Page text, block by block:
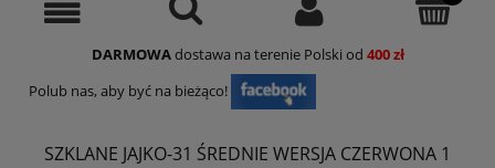
DARMOWAdostawa na terenie Polski od 400 zł
Polub nas, aby być na bieżąco!
SZKLANE JAJKO-31 ŚREDNIE WERSJA CZERWONA 1